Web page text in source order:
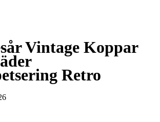
Vintage Koppar
Retro